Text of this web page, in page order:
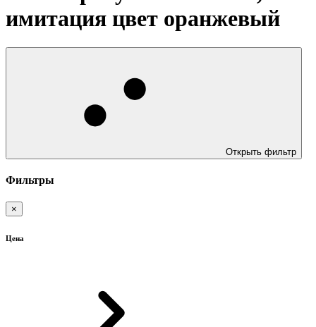
имитация цвет оранжевый
Открыть фильтр
Фильтры
×
Цена